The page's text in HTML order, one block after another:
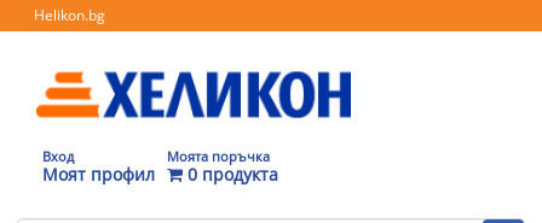
Helikon.bg
Вход
Моят профил
Моята поръчка
0 продукта